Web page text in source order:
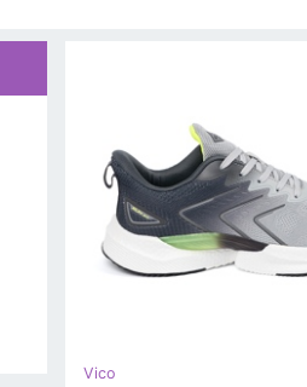
Vico